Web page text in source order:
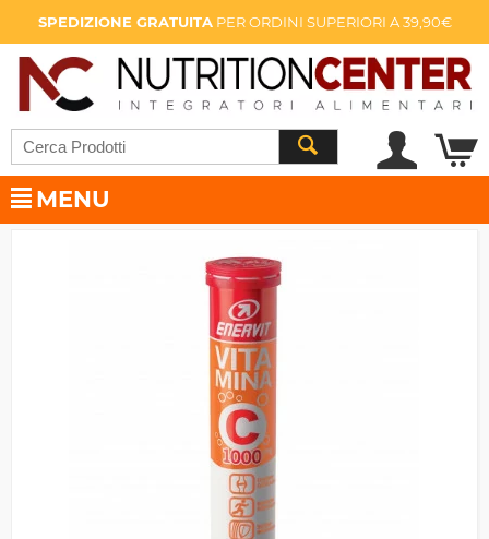
SPEDIZIONE GRATUITAPER ORDINI SUPERIORI A 39,90€
MENU